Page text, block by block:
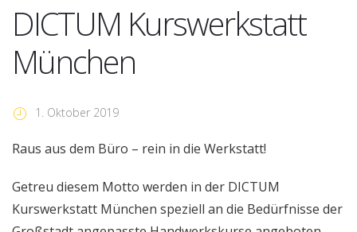
DICTUM Kurswerkstatt
München
1. Oktober 2019
Raus aus dem Büro – rein in die Werkstatt!
Getreu diesem Motto werden in der DICTUM
Kurswerkstatt München speziell an die Bedürfnisse der